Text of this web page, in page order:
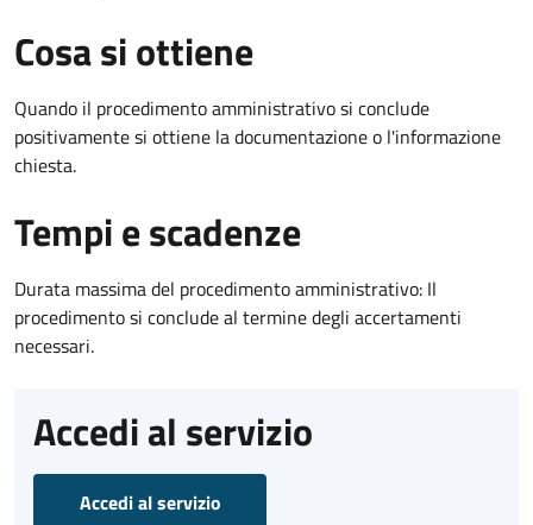
Cosa si ottiene
Quando il procedimento amministrativo si conclude
positivamente si ottiene la documentazione o l'informazione
chiesta.
Tempi e scadenze
Durata massima del procedimento amministrativo: Il
procedimento si conclude al termine degli accertamenti
necessari.
Accedi al servizio
Accedi al servizio